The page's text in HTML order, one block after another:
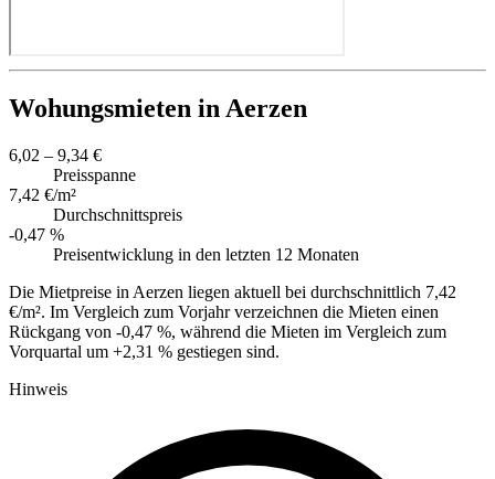
Wohungsmieten in Aerzen
6,02 – 9,34 €
Preisspanne
7,42 €/m²
Durchschnittspreis
-0,47 %
Preisentwicklung in den letzten 12 Monaten
Die Mietpreise in Aerzen liegen aktuell bei durchschnittlich 7,42
€/m². Im Vergleich zum Vorjahr verzeichnen die Mieten einen
Rückgang von -0,47 %, während die Mieten im Vergleich zum
Vorquartal um +2,31 % gestiegen sind.
Hinweis